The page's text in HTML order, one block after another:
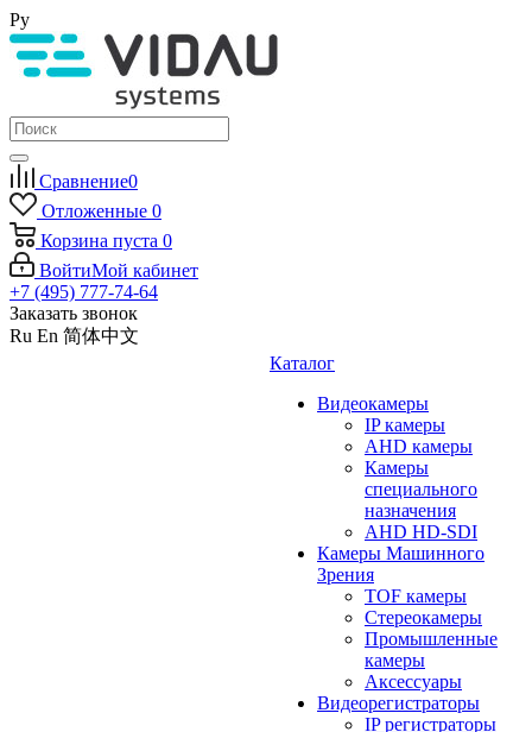
Ру
Сравнение0
Отложенные 0
Корзина пуста 0
ВойтиМой кабинет
+7 (495) 777-74-64
Заказать звонок
Ru En 简体中文
Каталог
Видеокамеры
IP камеры
AHD камеры
Камеры
специального
назначения
AHD HD-SDI
Камеры Машинного
Зрения
TOF камеры
Стереокамеры
Промышленные
камеры
Аксессуары
Видеорегистраторы
IP регистраторы